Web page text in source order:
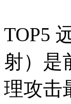
TOP5
射）是
理攻击